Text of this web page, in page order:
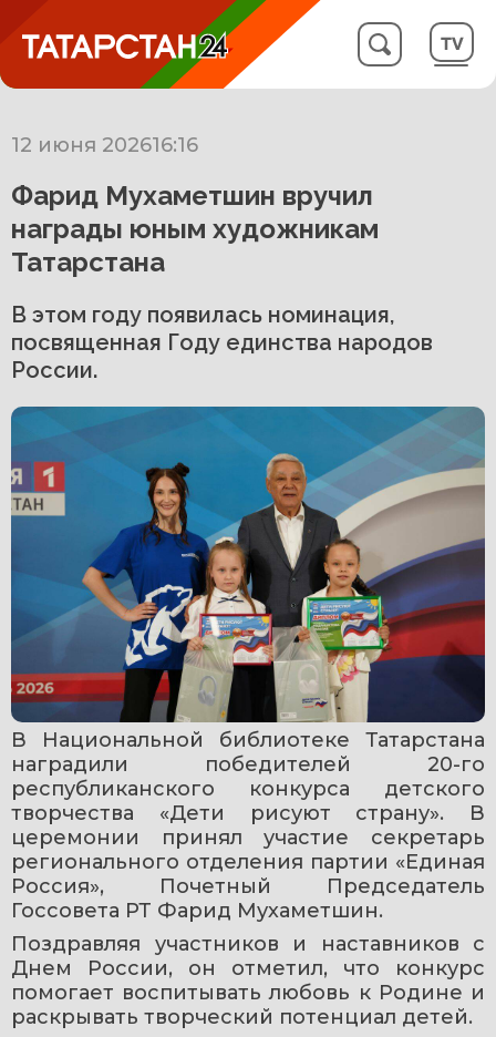
12 июня 202616:16
Фарид Мухаметшин вручил
награды юным художникам
Татарстана
В этом году появилась номинация,
посвященная Году единства народов
России.
В Национальной библиотеке Татарстана
наградили победителей 20-го
республиканского конкурса детского
творчества «Дети рисуют страну». В
церемонии принял участие секретарь
регионального отделения партии «Единая
Россия», Почетный Председатель
Госсовета РТ Фарид Мухаметшин.
Поздравляя участников и наставников с
Днем России, он отметил, что конкурс
помогает воспитывать любовь к Родине и
раскрывать творческий потенциал детей.